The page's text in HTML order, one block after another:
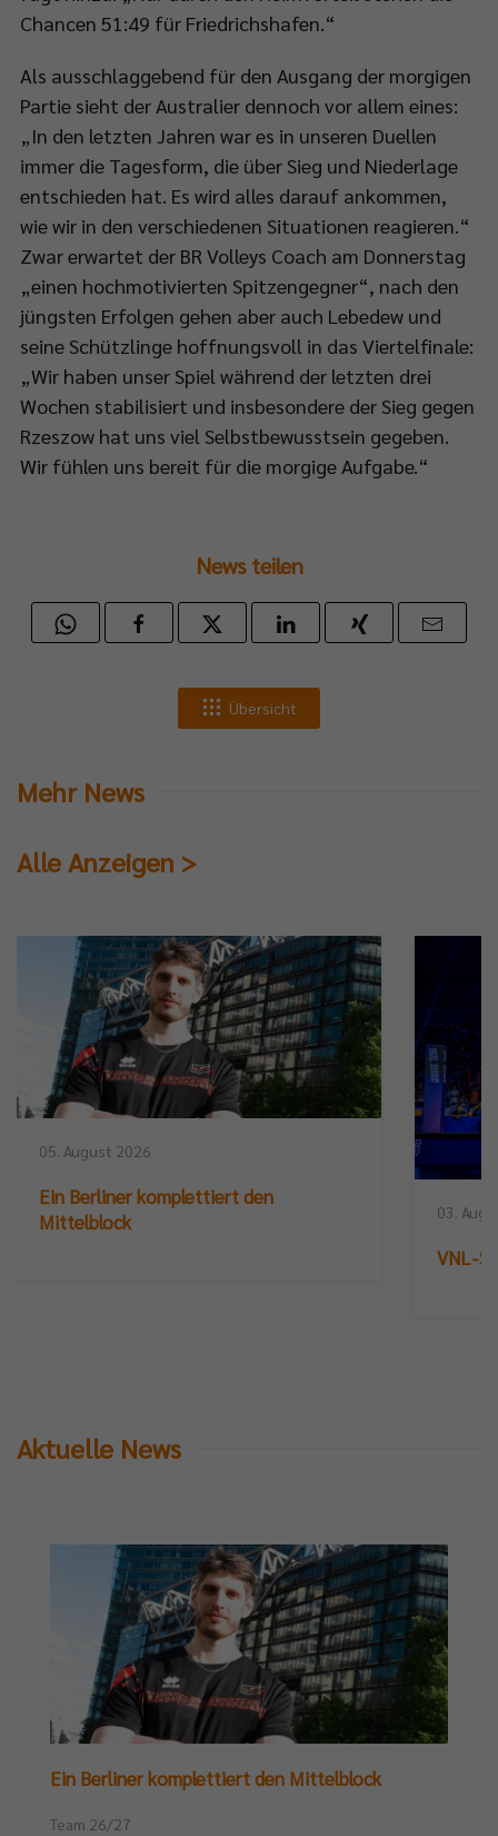
Chancen 51:49 für Friedrichshafen.“
Als ausschlaggebend für den Ausgang der morgigen
Partie sieht der Australier dennoch vor allem eines:
„In den letzten Jahren war es in unseren Duellen
immer die Tagesform, die über Sieg und Niederlage
entschieden hat. Es wird alles darauf ankommen,
wie wir in den verschiedenen Situationen reagieren.“
Zwar erwartet der BR Volleys Coach am Donnerstag
„einen hochmotivierten Spitzengegner“, nach den
jüngsten Erfolgen gehen aber auch Lebedew und
seine Schützlinge hoffnungsvoll in das Viertelfinale:
„Wir haben unser Spiel während der letzten drei
Wochen stabilisiert und insbesondere der Sieg gegen
Rzeszow hat uns viel Selbstbewusstsein gegeben.
Wir fühlen uns bereit für die morgige Aufgabe.“
News teilen
Übersicht
Mehr News
Alle Anzeigen >
05. August 2026
Ein Berliner komplettiert den
Mittelblock
03.
VNL-
Aktuelle News
Ein Berliner komplettiert den Mittelblock
Team 26/27